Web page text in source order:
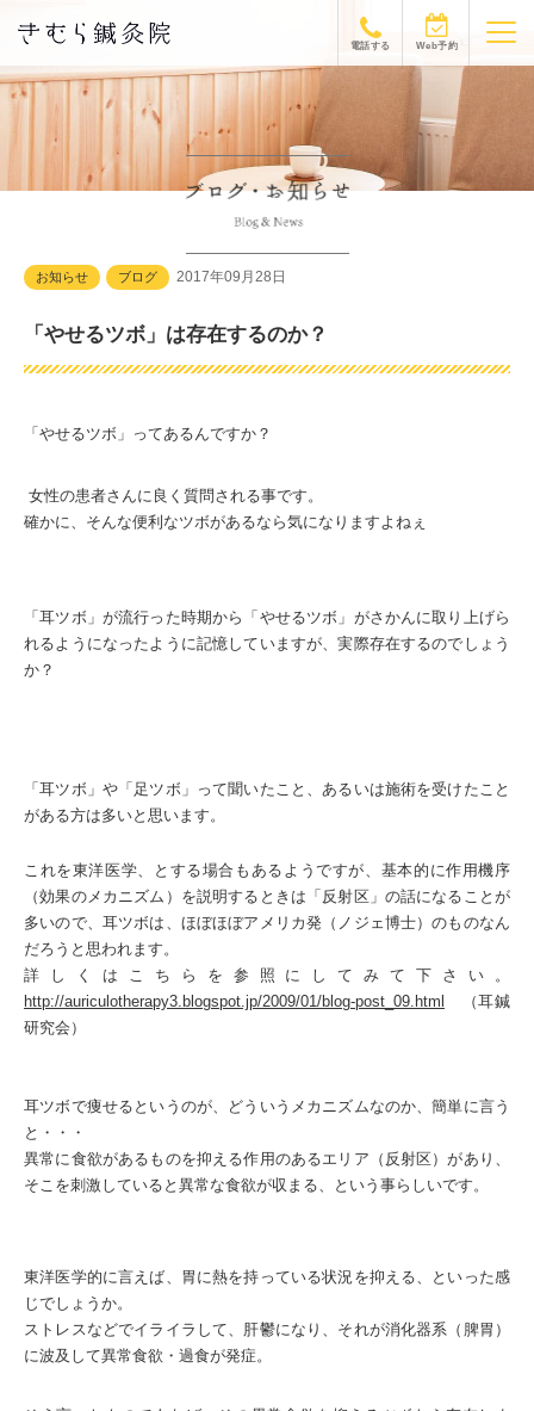
お知らせ ブログ 2017年09月28日
「やせるツボ」は存在するのか？
「やせるツボ」ってあるんですか？
女性の患者さんに良く質問される事です。
確かに、そんな便利なツボがあるなら気になりますよねぇ
「耳ツボ」が流行った時期から「やせるツボ」がさかんに取り上げら
れるようになったように記憶していますが、実際存在するのでしょう
か？
「耳ツボ」や「足ツボ」って聞いたこと、あるいは施術を受けたこと
がある方は多いと思います。
これを東洋医学、とする場合もあるようですが、基本的に作用機序
（効果のメカニズム）を説明するときは「反射区」の話になることが
多いので、耳ツボは、ほぼほぼアメリカ発（ノジェ博士）のものなん
だろうと思われます。
詳しくはこちらを参照にしてみて下さい。
http://auriculotherapy3.blogspot.jp/2009/01/blog-post_09.html
（耳鍼
研究会）
耳ツボで痩せるというのが、どういうメカニズムなのか、簡単に言う
と・・・
異常に食欲があるものを抑える作用のあるエリア（反射区）があり、
そこを刺激していると異常な食欲が収まる、という事らしいです。
東洋医学的に言えば、胃に熱を持っている状況を抑える、といった感
じでしょうか。
ストレスなどでイライラして、肝鬱になり、それが消化器系（脾胃）
に波及して異常食欲・過食が発症。
電話する Web予約